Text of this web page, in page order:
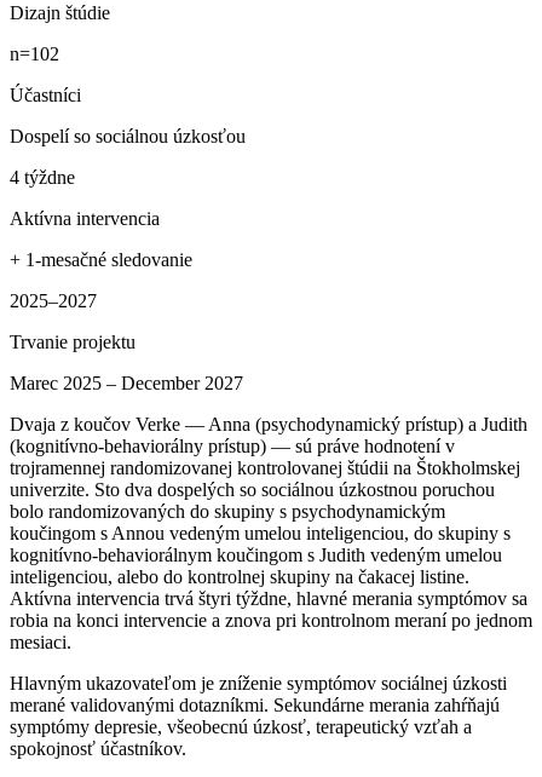
Dizajn štúdie
n=102
Účastníci
Dospelí so sociálnou úzkosťou
4 týždne
Aktívna intervencia
+ 1-mesačné sledovanie
2025–2027
Trvanie projektu
Marec 2025 – December 2027
Dvaja z koučov Verke — Anna (psychodynamický prístup) a Judith
(kognitívno-behaviorálny prístup) — sú práve hodnotení v
trojramennej randomizovanej kontrolovanej štúdii na Štokholmskej
univerzite. Sto dva dospelých so sociálnou úzkostnou poruchou
bolo randomizovaných do skupiny s psychodynamickým
koučingom s Annou vedeným umelou inteligenciou, do skupiny s
kognitívno-behaviorálnym koučingom s Judith vedeným umelou
inteligenciou, alebo do kontrolnej skupiny na čakacej listine.
Aktívna intervencia trvá štyri týždne, hlavné merania symptómov sa
robia na konci intervencie a znova pri kontrolnom meraní po jednom
mesiaci.
Hlavným ukazovateľom je zníženie symptómov sociálnej úzkosti
merané validovanými dotazníkmi. Sekundárne merania zahŕňajú
symptómy depresie, všeobecnú úzkosť, terapeutický vzťah a
spokojnosť účastníkov.